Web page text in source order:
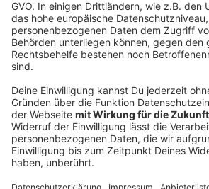
Die Homepage der Polizei
Der Verkehrsservice auf unserer
Die Staukarte der Stadt Düsseldorf
Anzeige